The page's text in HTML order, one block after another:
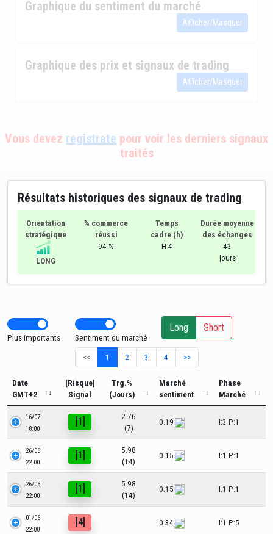
Graphique du sentiment du marché
Afficher/Masquer
Graphique des prix et signaux de trading
Afficher/Masquer
Vous devez registrate pour voir les derniers signaux
traités
Résultats historiques des signaux de trading
Orientation
stratégique
LONG
% commerce
réussi
94 %
Temps
cadre (h)
H 4
Durée moyenne
des échanges
43
jours
Plus importants Sentiment du marché
Long Short
<< 1 2 3 4 >>
Date
GMT+2
[Risque]
Signal
Trg.%
(Jours)
Marché
sentiment
Phase
Marché
16/07
18:00
[1]
2.76
(7)
0.19 I:3 P:1
26/06
22:00
[1]
5.98
(14)
0.15 I:1 P:1
26/06
22:00
[1]
5.98
(14)
0.15 I:1 P:1
01/06
22:00
[4] 0.34 I:1 P:5